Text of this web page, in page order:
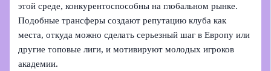
этой среде, конкурентоспособны на глобальном рынке.
Подобные трансферы создают репутацию клуба как
места, откуда можно сделать серьезный шаг в Европу или
другие топовые лиги, и мотивируют молодых игроков
академии.